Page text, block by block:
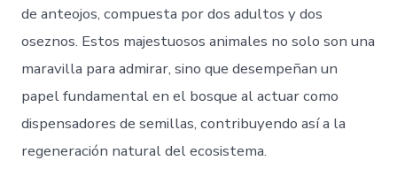
de anteojos, compuesta por dos adultos y dos
oseznos. Estos majestuosos animales no solo son una
maravilla para admirar, sino que desempeñan un
papel fundamental en el bosque al actuar como
dispensadores de semillas, contribuyendo así a la
regeneración natural del ecosistema.